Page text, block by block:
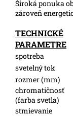
Široká ponuka
zároveň
TECHNICKÉ
PARAMETRE
spotreba
svetelný tok
rozmer (mm)
chromatičnosť
(farba svetla)
stmievanie